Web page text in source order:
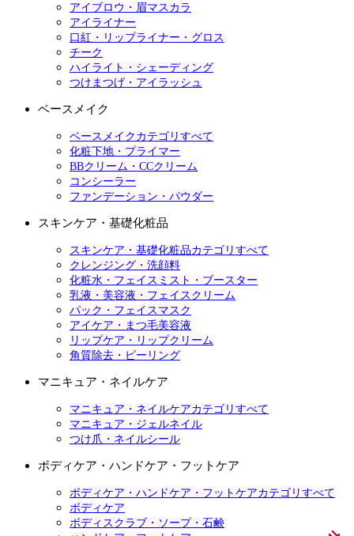
アイブロウ・眉マスカラ
アイライナー
口紅・リップライナー・グロス
チーク
ハイライト・シェーディング
つけまつげ・アイラッシュ
ベースメイク
ベースメイクカテゴリすべて
化粧下地・プライマー
BBクリーム・CCクリーム
コンシーラー
ファンデーション・パウダー
スキンケア・基礎化粧品
スキンケア・基礎化粧品カテゴリすべて
クレンジング・洗顔料
化粧水・フェイスミスト・ブースター
乳液・美容液・フェイスクリーム
パック・フェイスマスク
アイケア・まつ毛美容液
リップケア・リップクリーム
角質除去・ピーリング
マニキュア・ネイルケア
マニキュア・ネイルケアカテゴリすべて
マニキュア・ジェルネイル
つけ爪・ネイルシール
ボディケア・ハンドケア・フットケア
ボディケア・ハンドケア・フットケアカテゴリすべて
ボディケア
ボディスクラブ・ソープ・石鹸